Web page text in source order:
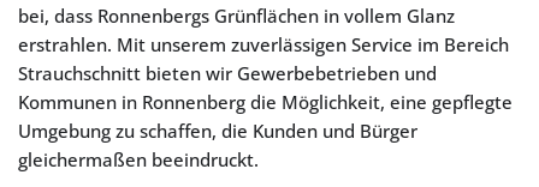
bei, dass Ronnenbergs Grünflächen in vollem Glanz
erstrahlen. Mit unserem zuverlässigen Service im Bereich
Strauchschnitt bieten wir Gewerbebetrieben und
Kommunen in Ronnenberg die Möglichkeit, eine gepflegte
Umgebung zu schaffen, die Kunden und Bürger
gleichermaßen beeindruckt.